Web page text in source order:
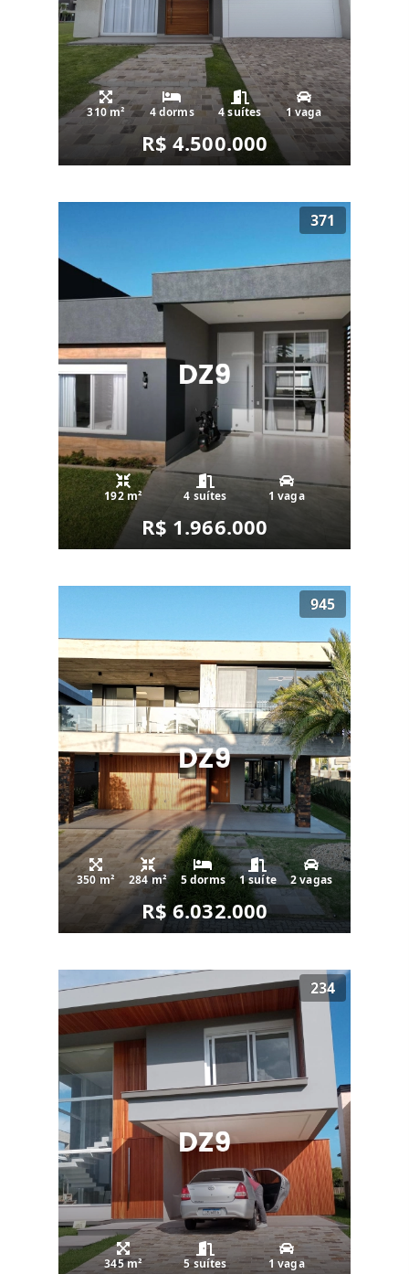
310 m² 4 dorms 4 suítes 1 vaga
R$ 4.500.000
371
192 m² 4 suítes 1 vaga
R$ 1.966.000
945
350 m² 284 m² 5 dorms 1 suíte 2 vagas
R$ 6.032.000
234
345 m² 5 suítes 1 vaga